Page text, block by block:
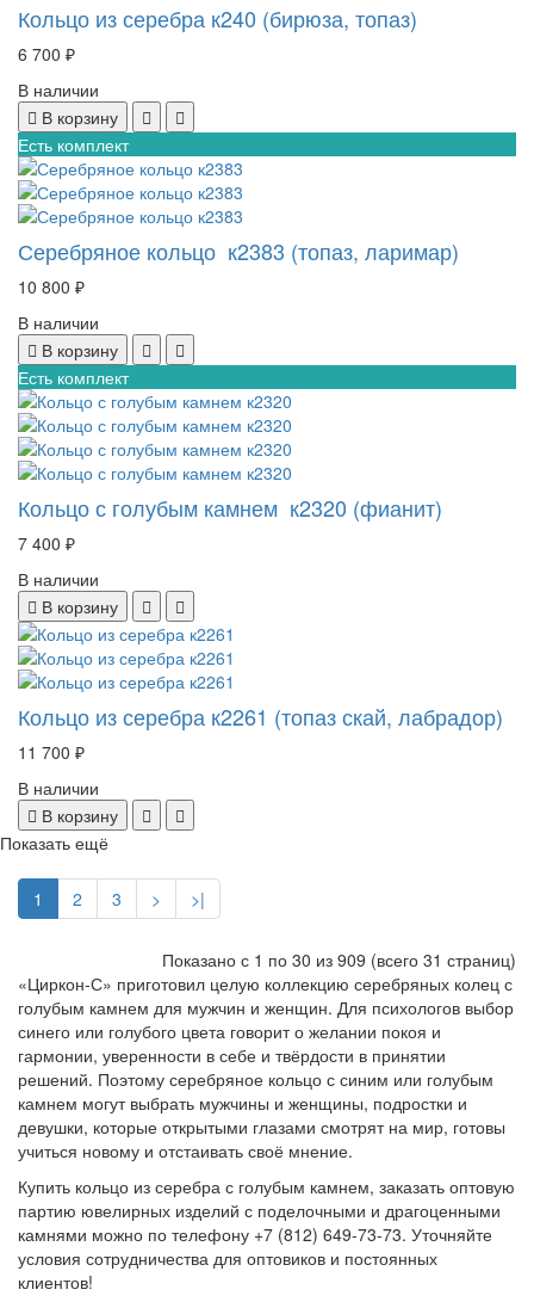
Кольцо из серебра к240 (бирюза, топаз)
6 700 ₽
В наличии
В корзину
Есть комплект
Серебряное кольцо к2383 (топаз, ларимар)
10 800 ₽
В наличии
В корзину
Есть комплект
Кольцо с голубым камнем к2320 (фианит)
7 400 ₽
В наличии
В корзину
Кольцо из серебра к2261 (топаз скай, лабрадор)
11 700 ₽
В наличии
В корзину
Показать ещё
1 2 3 > >|
Показано с 1 по 30 из 909 (всего 31 страниц)
«Циркон-С» приготовил целую коллекцию серебряных колец с
голубым камнем для мужчин и женщин. Для психологов выбор
синего или голубого цвета говорит о желании покоя и
гармонии, уверенности в себе и твёрдости в принятии
решений. Поэтому серебряное кольцо с синим или голубым
камнем могут выбрать мужчины и женщины, подростки и
девушки, которые открытыми глазами смотрят на мир, готовы
учиться новому и отстаивать своё мнение.
Купить кольцо из серебра с голубым камнем, заказать оптовую
партию ювелирных изделий с поделочными и драгоценными
камнями можно по телефону +7 (812) 649-73-73. Уточняйте
условия сотрудничества для оптовиков и постоянных
клиентов!